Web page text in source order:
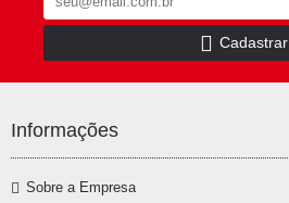
Cadastrar
Informações
Sobre a Empresa